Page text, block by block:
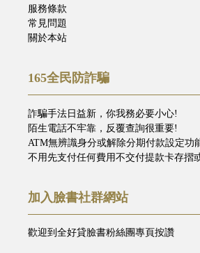
服務條款
常見問題
關於本站
165全民防詐騙
詐騙手法日益新，你我務必要小心!
陌生電話不牢靠，反覆查詢很重要!
ATM無辨識身分或解除分期付款設定功
不用先支付任何費用不交付提款卡存摺
加入臉書社群網站
歡迎到全好貸臉書粉絲團專頁按讚